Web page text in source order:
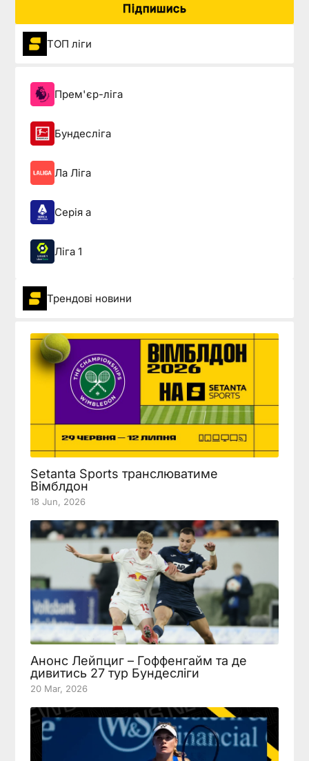
Підпишись
ТОП ліги
Прем'єр-ліга
Бундесліга
Ла Ліга
Серія а
Ліга 1
Трендові новини
Setanta Sports транслюватиме
Вімблдон
18 Jun, 2026
Анонс Лейпциг – Гоффенгайм та де
дивитись 27 тур Бундесліги
20 Mar, 2026